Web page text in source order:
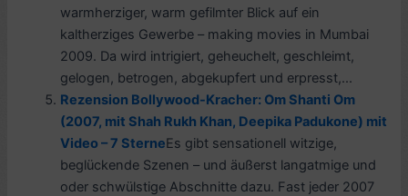
warmherziger, warm gefilmter Blick auf ein
kaltherziges Gewerbe – making movies in Mumbai
2009. Da wird intrigiert, geheuchelt, geschleimt,
gelogen, betrogen, abgekupfert und erpresst,...
Rezension Bollywood-Kracher: Om Shanti Om
(2007, mit Shah Rukh Khan, Deepika Padukone) mit
Video – 7 SterneEs gibt sensationell witzige,
beglückende Szenen – und äußerst langatmige und
oder schwülstige Abschnitte dazu. Fast jeder 2007